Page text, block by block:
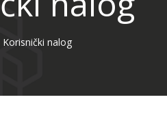
Korisnički nalog